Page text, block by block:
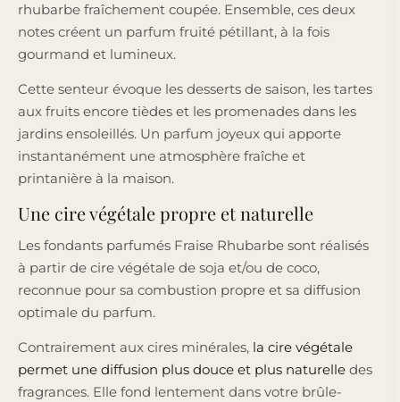
rhubarbe fraîchement coupée. Ensemble, ces deux
notes créent un parfum fruité pétillant, à la fois
gourmand et lumineux.
Cette senteur évoque les desserts de saison, les tartes
aux fruits encore tièdes et les promenades dans les
jardins ensoleillés. Un parfum joyeux qui apporte
instantanément une atmosphère fraîche et
printanière à la maison.
Une cire végétale propre et naturelle
Les fondants parfumés Fraise Rhubarbe sont réalisés
à partir de cire végétale de soja et/ou de coco,
reconnue pour sa combustion propre et sa diffusion
optimale du parfum.
Contrairement aux cires minérales, la cire végétale
permet une diffusion plus douce et plus naturelle des
fragrances. Elle fond lentement dans votre brûle-